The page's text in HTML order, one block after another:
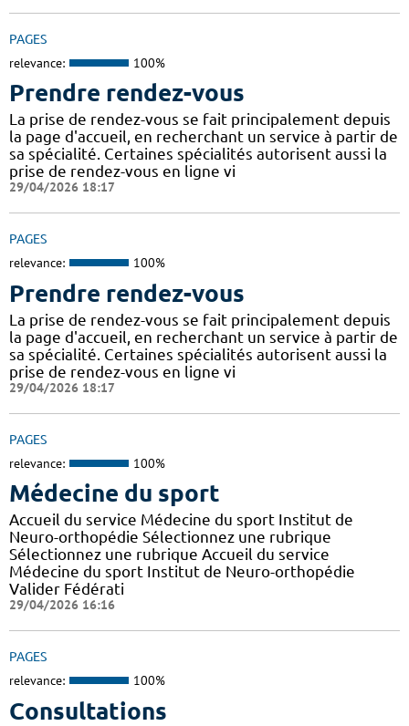
PAGES
relevance: 100%
Prendre rendez-vous
La prise de rendez-vous se fait principalement depuis
la page d'accueil, en recherchant un service à partir de
sa spécialité. Certaines spécialités autorisent aussi la
prise de rendez-vous en ligne vi
29/04/2026 18:17
PAGES
relevance: 100%
Prendre rendez-vous
La prise de rendez-vous se fait principalement depuis
la page d'accueil, en recherchant un service à partir de
sa spécialité. Certaines spécialités autorisent aussi la
prise de rendez-vous en ligne vi
29/04/2026 18:17
PAGES
relevance: 100%
Médecine du sport
Accueil du service Médecine du sport Institut de
Neuro-orthopédie Sélectionnez une rubrique
Sélectionnez une rubrique Accueil du service
Médecine du sport Institut de Neuro-orthopédie
Valider Fédérati
29/04/2026 16:16
PAGES
relevance: 100%
Consultations